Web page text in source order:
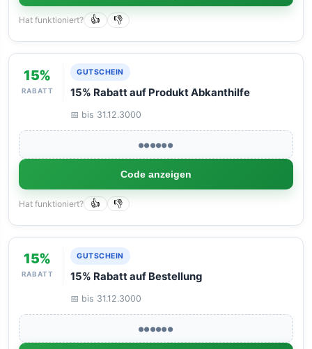
Hat funktioniert? 👍 👎
15%
RABATT
GUTSCHEIN
15% Rabatt auf Produkt Abkanthilfe
📅 bis 31.12.3000
●●●●●●
Code anzeigen
Hat funktioniert? 👍 👎
15%
RABATT
GUTSCHEIN
15% Rabatt auf Bestellung
📅 bis 31.12.3000
●●●●●●